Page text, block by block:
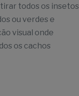
todos os insetos
ou verdes e
visual onde
os cachos